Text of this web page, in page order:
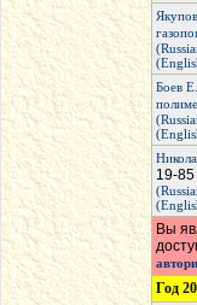
Боев
19-85
Вы
Год